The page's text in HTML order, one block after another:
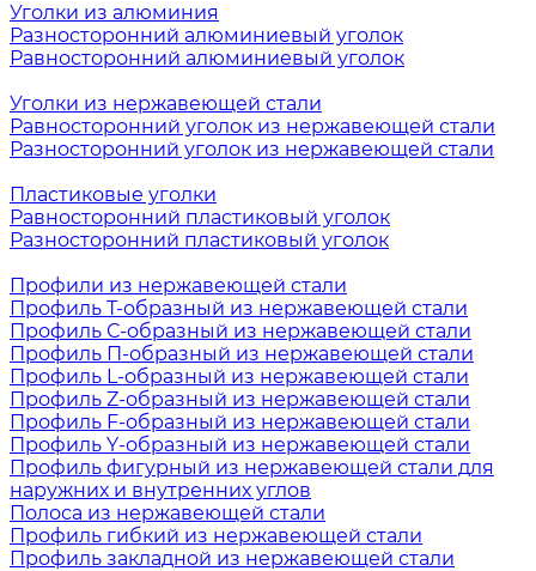
Уголки из алюминия
Разносторонний алюминиевый уголок
Равносторонний алюминиевый уголок
Уголки из нержавеющей стали
Равносторонний уголок из нержавеющей стали
Разносторонний уголок из нержавеющей стали
Пластиковые уголки
Равносторонний пластиковый уголок
Разносторонний пластиковый уголок
Профили из нержавеющей стали
Профиль Т-образный из нержавеющей стали
Профиль С-образный из нержавеющей стали
Профиль П-образный из нержавеющей стали
Профиль L-образный из нержавеющей стали
Профиль Z-образный из нержавеющей стали
Профиль F-образный из нержавеющей стали
Профиль Y-образный из нержавеющей стали
Профиль фигурный из нержавеющей стали для
наружних и внутренних углов
Полоса из нержавеющей стали
Профиль гибкий из нержавеющей стали
Профиль закладной из нержавеющей стали